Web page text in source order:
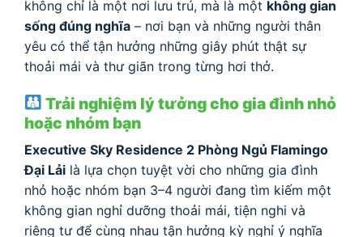
không chỉ là một nơi lưu trú, mà là một không gian
sống đúng nghĩa – nơi bạn và những người thân
yêu có thể tận hưởng những giây phút thật sự
thoải mái và thư giãn trong từng hơi thở.
Trải nghiệm lý tưởng cho gia đình nhỏ
hoặc nhóm bạn
Executive Sky Residence 2 Phòng Ngủ Flamingo
Đại Lải là lựa chọn tuyệt vời cho những gia đình
nhỏ hoặc nhóm bạn 3–4 người đang tìm kiếm một
không gian nghỉ dưỡng thoải mái, tiện nghi và
riêng tư để cùng nhau tận hưởng kỳ nghỉ ý nghĩa